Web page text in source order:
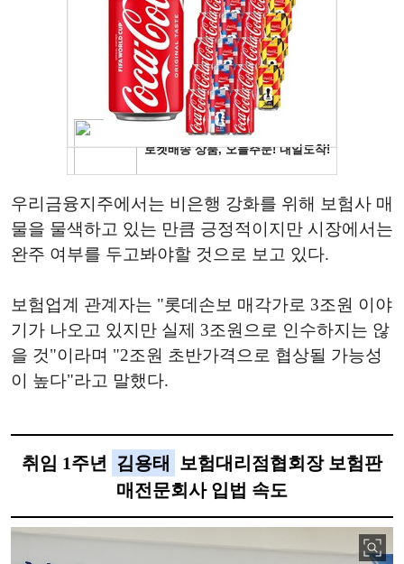
우리금융지주에서는 비은행 강화를 위해 보험사 매
물을 물색하고 있는 만큼 긍정적이지만 시장에서는
완주 여부를 두고봐야할 것으로 보고 있다.
보험업계 관계자는 "롯데손보 매각가로 3조원 이야
기가 나오고 있지만 실제 3조원으로 인수하지는 않
을 것"이라며 "2조원 초반가격으로 협상될 가능성
이 높다"라고 말했다.
취임 1주년 김용태
보험대리점협회장 보험판
매전문회사 입법 속도